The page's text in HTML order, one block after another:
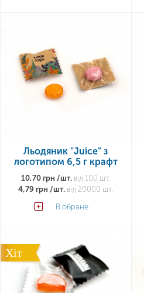
Льодяник "Juice" з
логотипом 6,5 г крафт
10,70 грн /шт. від 100 шт.
4,79 грн /шт. від 20000 шт.
В обране
Хіт